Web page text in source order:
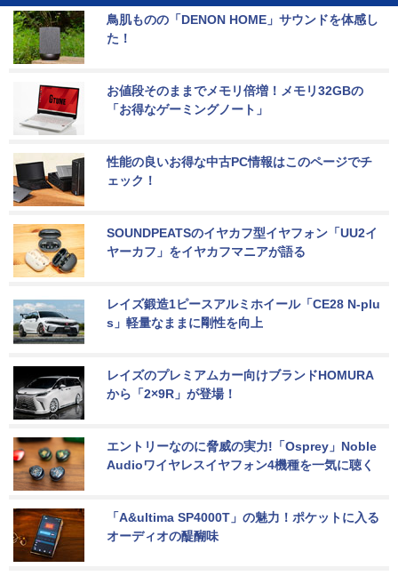
鳥肌ものの「DENON HOME」サウンドを体感し
た！
お値段そのままでメモリ倍増！メモリ32GBの
「お得なゲーミングノート」
性能の良いお得な中古PC情報はこのページでチ
ェック！
SOUNDPEATSのイヤカフ型イヤフォン「UU2イ
ヤーカフ」をイヤカフマニアが語る
レイズ鍛造1ピースアルミホイール「CE28 N-plu
s」軽量なままに剛性を向上
レイズのプレミアムカー向けブランドHOMURA
から「2×9R」が登場！
エントリーなのに脅威の実力!「Osprey」Noble
Audioワイヤレスイヤフォン4機種を一気に聴く
「A&ultima SP4000T」の魅力！ポケットに入る
オーディオの醍醐味